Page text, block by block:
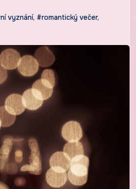
vyznání, #romantický večer,